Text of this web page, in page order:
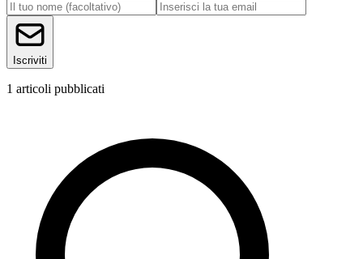
Iscriviti
1 articoli pubblicati